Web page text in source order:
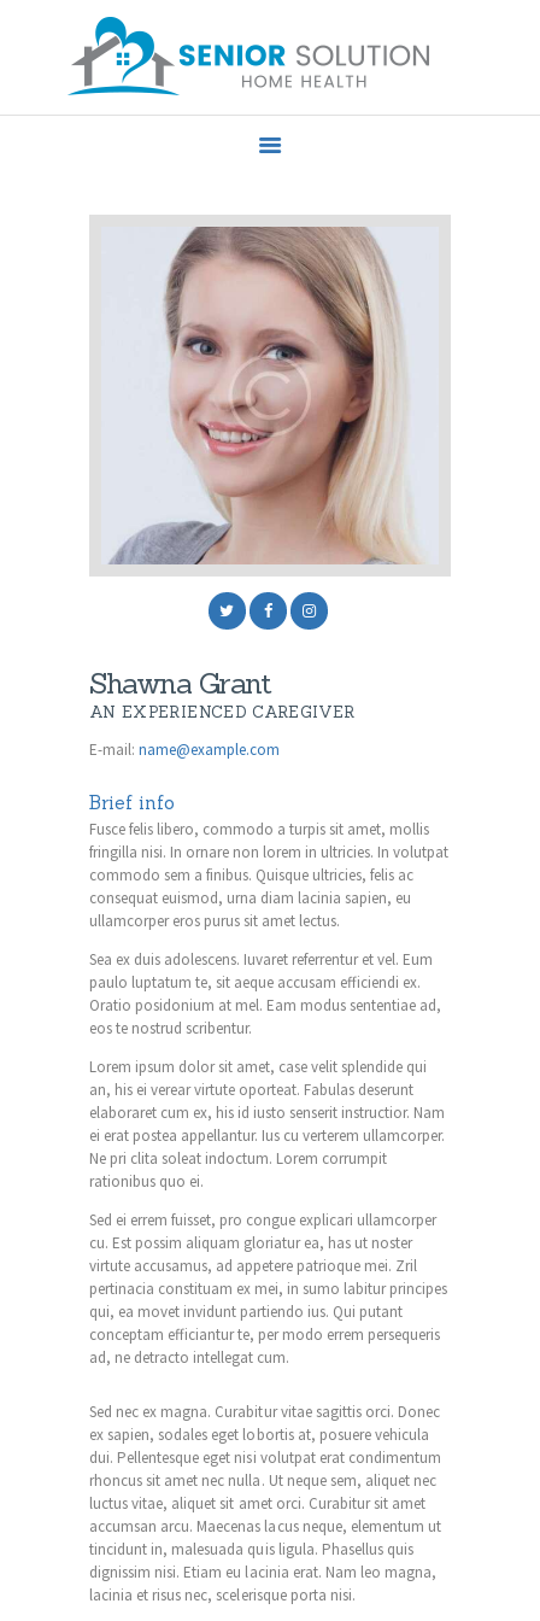
PRIVACY POLICY
CONTACT US
Shawna Grant
AN EXPERIENCED CAREGIVER
E-mail:name@example.com
Brief info
Fusce felis libero, commodo a turpis sit amet, mollis
fringilla nisi. In ornare non lorem in ultricies. In volutpat
commodo sem a finibus. Quisque ultricies, felis ac
consequat euismod, urna diam lacinia sapien, eu
ullamcorper eros purus sit amet lectus.
Sea ex duis adolescens. Iuvaret referrentur et vel. Eum
paulo luptatum te, sit aeque accusam efficiendi ex.
Oratio posidonium at mel. Eam modus sententiae ad,
eos te nostrud scribentur.
Lorem ipsum dolor sit amet, case velit splendide qui
an, his ei verear virtute oporteat. Fabulas deserunt
elaboraret cum ex, his id iusto senserit instructior. Nam
ei erat postea appellantur. Ius cu verterem ullamcorper.
Ne pri clita soleat indoctum. Lorem corrumpit
rationibus quo ei.
Sed ei errem fuisset, pro congue explicari ullamcorper
cu. Est possim aliquam gloriatur ea, has ut noster
virtute accusamus, ad appetere patrioque mei. Zril
pertinacia constituam ex mei, in sumo labitur principes
qui, ea movet invidunt partiendo ius. Qui putant
conceptam efficiantur te, per modo errem persequeris
ad, ne detracto intellegat cum.
Sed nec ex magna. Curabitur vitae sagittis orci. Donec
ex sapien, sodales eget lobortis at, posuere vehicula
dui. Pellentesque eget nisi volutpat erat condimentum
rhoncus sit amet nec nulla. Ut neque sem, aliquet nec
luctus vitae, aliquet sit amet orci. Curabitur sit amet
accumsan arcu. Maecenas lacus neque, elementum ut
tincidunt in, malesuada quis ligula. Phasellus quis
dignissim nisi. Etiam eu lacinia erat. Nam leo magna,
lacinia et risus nec, scelerisque porta nisi.